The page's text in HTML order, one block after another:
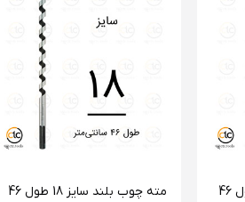
مته چوب بلند سایز 20 طول 46
مته چوب بلند سایز 18 طول 46